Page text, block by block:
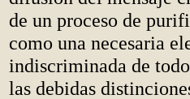
de un proceso de
como una necesaria
indiscriminada de
las debidas